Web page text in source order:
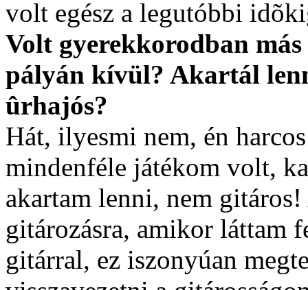
volt egész a legutóbbi
Volt gyerekkorodban
pályán kívül? Akartál
ûrhajós?
Hát, ilyesmi nem, én
mindenféle játékom volt,
akartam lenni, nem
gitározásra, amikor láttam
gitárral, ez iszonyúan